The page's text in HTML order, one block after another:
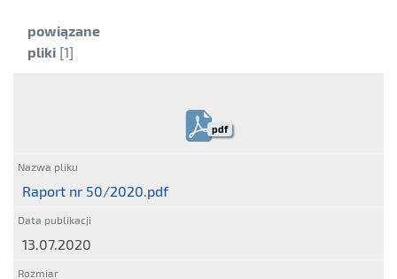
Kategoria:
powiązane
pliki [1]
pdf
Raport nr 50/2020.pdf
13.07.2020